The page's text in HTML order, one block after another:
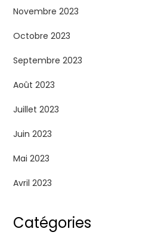
Novembre 2023
Octobre 2023
Septembre 2023
Août 2023
Juillet 2023
Juin 2023
Mai 2023
Avril 2023
Catégories